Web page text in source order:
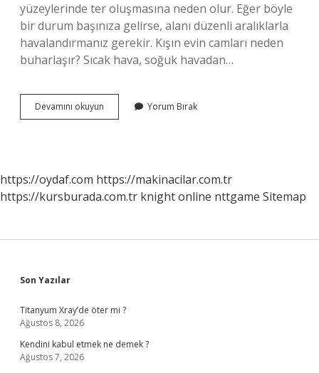
yüzeylerinde ter oluşmasına neden olur. Eğer böyle
bir durum başınıza gelirse, alanı düzenli aralıklarla
havalandırmanız gerekir. Kışın evin camları neden
buharlaşır? Sıcak hava, soğuk havadan…
Devamını okuyun
Cam
Yorum Bırak
https://oydaf.com https://makinacilar.com.tr
https://kursburada.com.tr knight online nttgame Sitemap
Sidebar
Son Yazılar
Titanyum Xray’de öter mi ?
Ağustos 8, 2026
Kendini kabul etmek ne demek ?
Ağustos 7, 2026